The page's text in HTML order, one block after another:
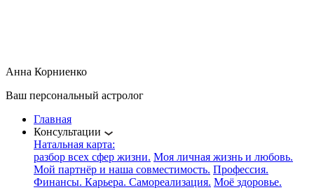
Анна Корниенко
Ваш персональный астролог
Главная
Консультации
Натальная карта:
разбор всех сфер жизни. Моя личная жизнь и любовь.
Мой партнёр и наша совместимость. Профессия.
Финансы. Карьера. Самореализация. Моё здоровье.